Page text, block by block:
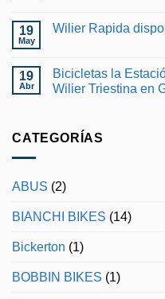
comentarios
PARA
RECORDAR
EN
ITALIA
19
May
Wilier Rapida
en
Wilier
Rapida
la
19
Abr
Bicicletas la
Wilier Triestina en
en
Bicicletas
distribuidor
Wilier
Granada
CATEGORÍAS
ABUS (2)
BIANCHI BIKES (14)
Bickerton (1)
BOBBIN BIKES (1)